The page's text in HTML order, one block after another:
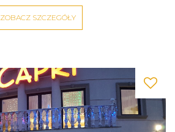
ZOBACZ SZCZEGÓŁY